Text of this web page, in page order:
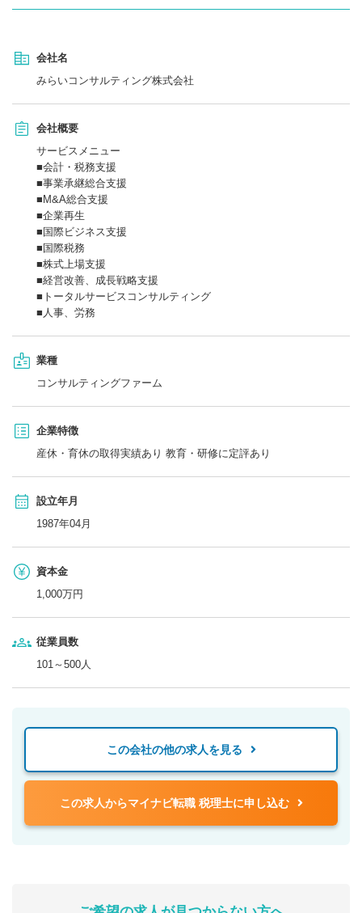
会社名
みらいコンサルティング株式会社
会社概要
サービスメニュー
■会計・税務支援
■事業承継総合支援
■M&A総合支援
■企業再生
■国際ビジネス支援
■国際税務
■株式上場支援
■経営改善、成長戦略支援
■トータルサービスコンサルティング
■人事、労務
業種
コンサルティングファーム
企業特徴
産休・育休の取得実績あり 教育・研修に定評あり
設立年月
1987年04月
資本金
1,000万円
従業員数
101～500人
この会社の他の求人を見る
この求人からマイナビ転職 税理士に申し込む